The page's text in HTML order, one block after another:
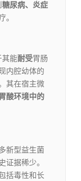
糖尿病、炎症
。
其能耐受胃肠
内腔幼体的
其在宿主微
胃酸环境中的
新型益生菌
证据稀少。
括毒性和长